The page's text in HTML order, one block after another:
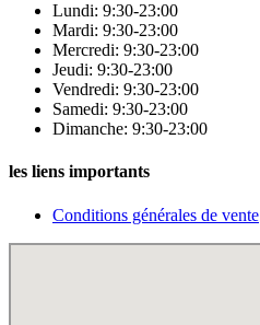
Lundi: 9:30-23:00
Mardi: 9:30-23:00
Mercredi: 9:30-23:00
Jeudi: 9:30-23:00
Vendredi: 9:30-23:00
Samedi: 9:30-23:00
Dimanche: 9:30-23:00
les liens importants
Conditions générales de vente